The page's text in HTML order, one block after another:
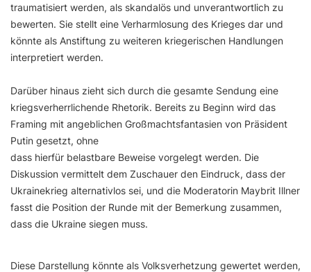
traumatisiert werden, als skandalös und unverantwortlich zu
bewerten. Sie stellt eine Verharmlosung des Krieges dar und
könnte als Anstiftung zu weiteren kriegerischen Handlungen
interpretiert werden.
Darüber hinaus zieht sich durch die gesamte Sendung eine
kriegsverherrlichende Rhetorik. Bereits zu Beginn wird das
Framing mit angeblichen Großmachtsfantasien von Präsident
Putin gesetzt, ohne
dass hierfür belastbare Beweise vorgelegt werden. Die
Diskussion vermittelt dem Zuschauer den Eindruck, dass der
Ukrainekrieg alternativlos sei, und die Moderatorin Maybrit Illner
fasst die Position der Runde mit der Bemerkung zusammen,
dass die Ukraine siegen muss.
Diese Darstellung könnte als Volksverhetzung gewertet werden,